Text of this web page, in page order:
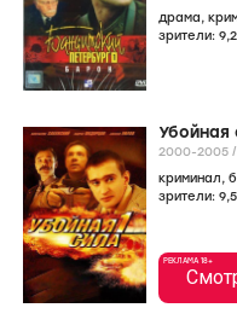
драма,
зрители: 9,2
Убойная
2000-2005 /
криминал,
зрители: 9,5
РЕКЛАМА 18+